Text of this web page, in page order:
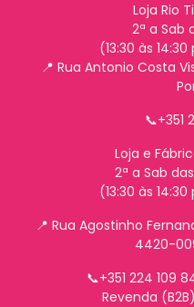
Loja Rio
2ª a Sab
(13:30 às
📍 Rua Antonio Costa
📞+351
Loja e
2ª a Sab
(13:30 às
📍 Rua Agostinho
4420-
📞+351 224 109
Revenda